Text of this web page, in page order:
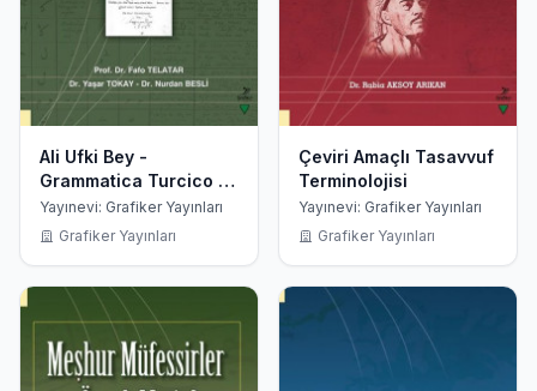
Ali Ufki Bey -
Grammatica Turcico -
Latina 1666
Yayınevi: Grafiker Yayınları
Grafiker Yayınları
Çeviri Amaçlı Tasavvuf
Terminolojisi
Yayınevi: Grafiker Yayınları
Grafiker Yayınları